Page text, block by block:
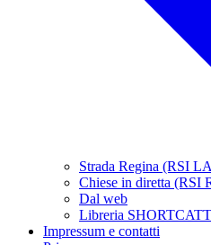
Strada Regina (RSI
Chiese in diretta (RSI
Dal web
Libreria SHORTCATT
Impressum e contatti